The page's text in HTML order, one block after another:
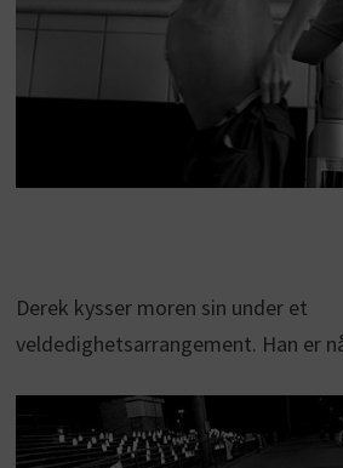
Derek kysser moren sin under et
veldedighetsarrangement. Han er